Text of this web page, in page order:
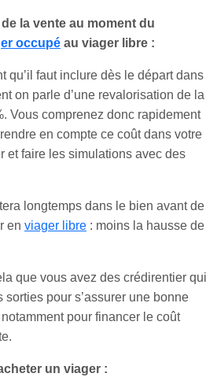
la vente au moment du
occupé au viager libre :
qu’il faut inclure dès le départ dans
on parle d’une revalorisation de la
Vous comprenez donc rapidement
en compte ce coût dans votre
et faire les simulations avec des
longtemps dans le bien avant de
en viager libre : moins la hausse de
que vous avez des crédirentier qui
pour s’assurer une bonne
pour financer le coût
un viager :